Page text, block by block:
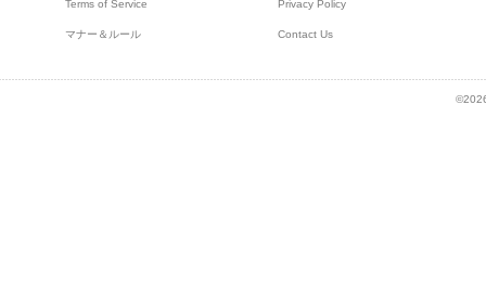
Terms of Service Privacy Policy
マナー＆ルール Contact Us